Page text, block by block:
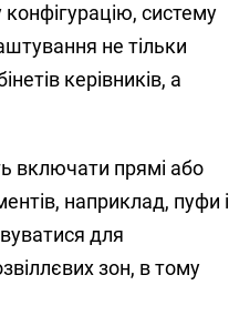
систему
не тільки
керівників, а
включати прямі або
наприклад, пуфи і
для
зон, в тому